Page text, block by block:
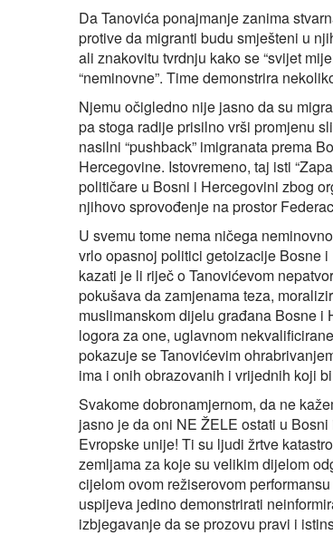
Da Tanovića ponajmanje zanima
protive da migranti budu smješteni u
ali znakovitu tvrdnju kako se “svijet
“neminovne”. Time demonstrira
Njemu očigledno nije jasno da su
pa stoga radije prisilno vrši promjenu
nasilni “pushback” imigranata prema
Hercegovine. Istovremeno, taj isti
političare u Bosni i Hercegovini zbog
njihovo sprovođenje na prostor
U svemu tome nema ničega
vrlo opasnoj politici getoizacije Bosne
kazati je li riječ o Tanovićevom
pokušava da zamjenama teza,
muslimanskom dijelu građana Bosne i
logora za one, uglavnom
pokazuje se Tanovićevim
ima i onih obrazovanih i vrijednih koji
Svakome dobronamjernom, da ne
jasno je da oni NE ŽELE ostati u
Evropske unije! Ti su ljudi žrtve
zemljama za koje su velikim dijelom
cijelom ovom režiserovom
uspijeva jedino demonstrirati
izbjegavanje da se prozovu pravi i